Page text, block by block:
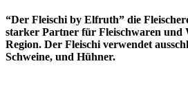
“Der Fleischi by Elfruth” die
starker Partner für Fleischwaren und
Region. Der Fleischi verwendet
Schweine, und Hühner.